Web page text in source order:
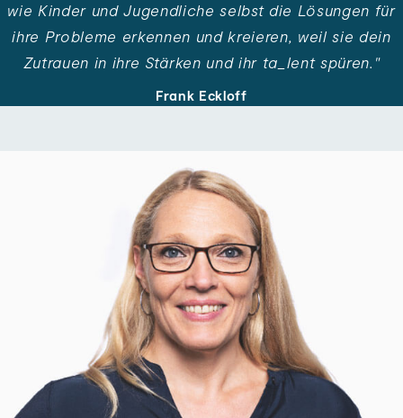
wie Kinder und Jugend­liche selbst die Lösungen für
ihre Probleme er­kennen und kreieren, weil sie dein
Zu­trauen in ihre Stärken und ihr ta_lent spüren."
Frank Eckloff